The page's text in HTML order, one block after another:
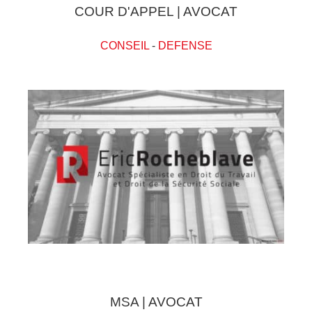
COUR D'APPEL | AVOCAT
CONSEIL- DEFENSE
MSA | AVOCAT